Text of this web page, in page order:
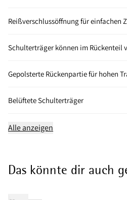
Reißverschlussöffnung für einfachen
Schulterträger können im Rückenteil
Gepolsterte Rückenpartie für hohen
Belüftete Schulterträger
Alle anzeigen
Das könnte dir auch